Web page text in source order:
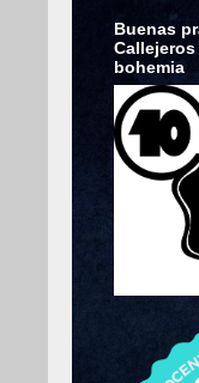
Buenas
bohemia